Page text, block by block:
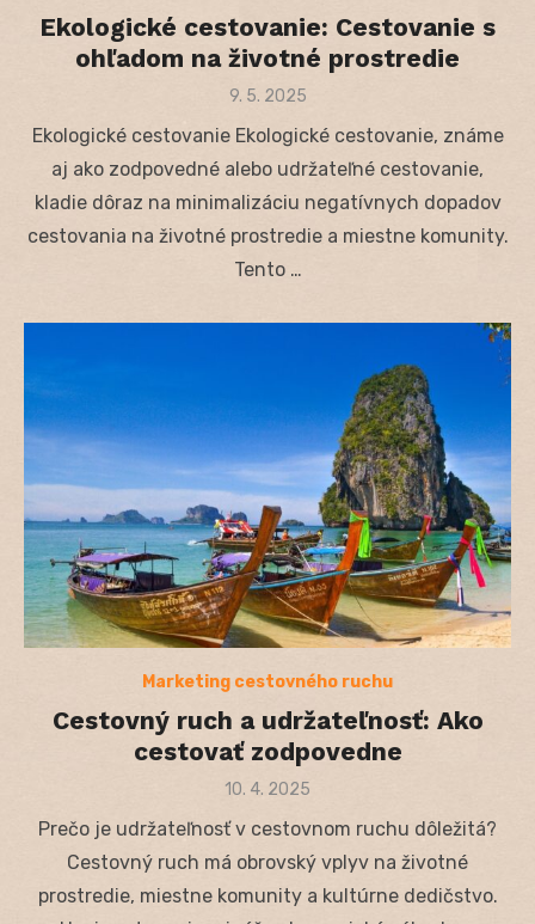
Ekologické cestovanie: Cestovanie s
ohľadom na životné prostredie
Posted
9. 5. 2025
Ekologické cestovanie Ekologické cestovanie, známe
aj ako zodpovedné alebo udržateľné cestovanie,
kladie dôraz na minimalizáciu negatívnych dopadov
cestovania na životné prostredie a miestne komunity.
Tento …
Marketing cestovného ruchu
Cestovný ruch a udržateľnosť: Ako
cestovať zodpovedne
Posted
10. 4. 2025
Prečo je udržateľnosť v cestovnom ruchu dôležitá?
Cestovný ruch má obrovský vplyv na životné
prostredie, miestne komunity a kultúrne dedičstvo.